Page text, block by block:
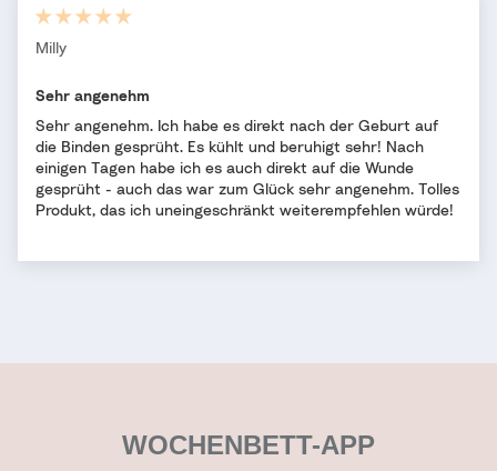
Milly
Sehr angenehm
Sehr angenehm. Ich habe es direkt nach der Geburt auf
die Binden gesprüht. Es kühlt und beruhigt sehr! Nach
einigen Tagen habe ich es auch direkt auf die Wunde
gesprüht - auch das war zum Glück sehr angenehm. Tolles
Produkt, das ich uneingeschränkt weiterempfehlen würde!
WOCHENBETT-APP